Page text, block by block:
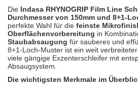
(5)
StarChem
(1)
Sundstrom
(4)
Troton
Wibeco
Die Indasa RHYNOGRIP Film Line
Durchmesser von 150mm und 8+1-
perfekte Wahl für die feinste
Oberflächenvorbereitung in
Staubabsaugung für sauberes und
8+1-Loch-Muster ist ein weit
viele gängige Exzenterschleifer mit
Absaugsystem.
Die wichtigsten Merkmale im